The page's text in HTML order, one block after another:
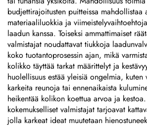
budjettirajoitusten puitteissa mahdollistaa
materiaaliluokkia ja
laadun kanssa. Toiseksi ammattimaiset
valmistajat noudattavat tiukkoja
koko tuotantoprosessin ajan, mikä
kolikko täyttää tarkat määrittelyt ja
huolellisuus estää yleisiä ongelmia, kuten
karkeita reunoja tai ennenaikaista
heikentää kolikon koettua arvoa ja
kokemukselliset valmistajat tarjoavat
jolla karkeat ideat muutetaan